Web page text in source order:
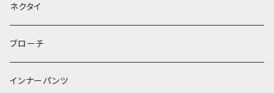
ヘッドドレス・カチューシャ
ヘアゴム
簪
ネクタイ
ブローチ
インナーパンツ